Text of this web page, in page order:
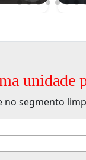
unidade
no segmento